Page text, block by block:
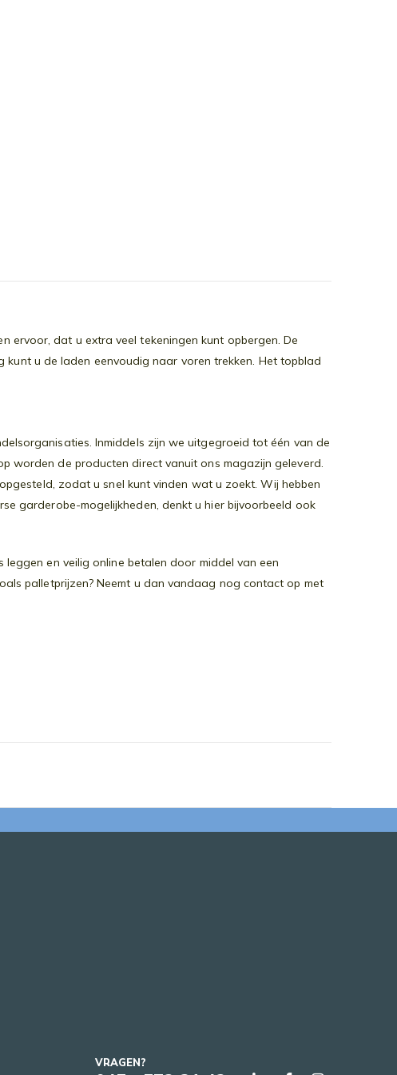
ervoor, dat u extra veel tekeningen kunt opbergen. De
u de laden eenvoudig naar voren trekken. Het topblad
Inmiddels zijn we uitgegroeid tot één van de
worden de producten direct vanuit ons magazijn geleverd.
zodat u snel kunt vinden wat u zoekt. Wij hebben
garderobe-mogelijkheden, denkt u hier bijvoorbeeld ook
en veilig online betalen door middel van een
palletprijzen? Neemt u dan vandaag nog contact op met
VRAGEN?